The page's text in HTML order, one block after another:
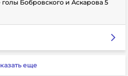
Бобровского и Аскарова 5
еще